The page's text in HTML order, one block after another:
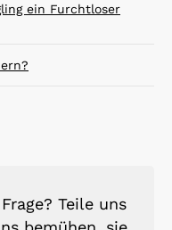
ein Furchtloser
Teile uns